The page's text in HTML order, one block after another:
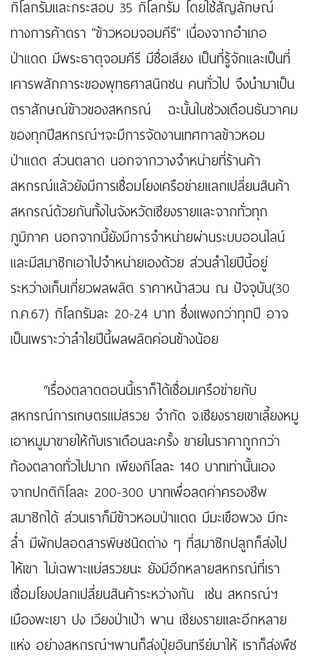
กิโลกรัมและกระสอบ 35 กิโลกรัม โดยใช้สัญลักษณ์
ทางการค้าตรา "ข้าวหอมจอมคีรี" เนื่องจากอำเภอ
ป่าแดด มีพระธาตุจอมคีรี มีชื่อเสียง เป็นที่รู้จักและเป็นที่
เคารพสักการะของพุทธศาสนิกชน คนทั่วไป จึงนำมาเป็น
ตราสักษณ์ข้าวของสหกรณ์ ฉะนั้นในช่วงเดือนธันวาคม
ของทุกปีสหกรณ์ฯจะมีการจัดงานเทศกาลข้าวหอม
ป่าแดด ส่วนตลาด นอกจากวางจำหน่ายที่ร้านค้า
สหกรณ์แล้วยังมีการเชื่อมโยงเครือข่ายแลกเปลี่ยนสินค้า
สหกรณ์ด้วยกันทั้งในจังหวัดเชียงรายและจากทั่วทุก
ภูมิภาค นอกจากนี้ยังมีการจำหน่ายผ่านระบบออนไลน์
และมีสมาชิกเอาไปจำหน่ายเองด้วย ส่วนลำไยปีนี้อยู่
ระหว่างเก็บเกี่ยวผลผลิต ราคาหน้าสวน ณ ปัจจุบัน(30
ก.ค.67) กิโลกรัมละ 20-24 บาท ซึ่งแพงกว่าทุกปี อาจ
เป็นเพราะว่าลำไยปีนี้ผลผลิตค่อนข้างน้อย
“เรื่องตลาดตอนนี้เราก็ได้เชื่อมเครือข่ายกับ
สหกรณ์การเกษตรแม่สรวย จำกัด จ.เชียงรายเขาเลี้ยงหมู
เอาหมูมาขายให้กับเราเดือนละครั้ง ขายในราคาถูกกว่า
ท้องตลาดทั่วไปมาก เพียงกิโลละ 140 บาทเท่านั้นเอง
จากปกติกิโลละ 200-300 บาทเพื่อลดค่าครองชีพ
สมาชิกได้ ส่วนเราก็มีข้าวหอมป่าแดด มีมะเขือพวง มีกะ
ล่ำ มีผักปลอดสารพิษชนิดต่าง ๆ ที่สมาชิกปลูกก็ส่งไป
ให้เขา ไม่เฉพาะแม่สรวยนะ ยังมีอีกหลายสหกรณ์ที่เรา
เชื่อมโยงปลกเปลี่ยนสินค้าระหว่างกัน เช่น สหกรณ์ฯ
เมืองพะเยา ปง เวียงป่าเป้า พาน เชียงรายและอีกหลาย
แห่ง อย่างสหกรณ์ฯพานก็ส่งปุ๋ยอินทรีย์มาให้ เราก็ส่งพืช